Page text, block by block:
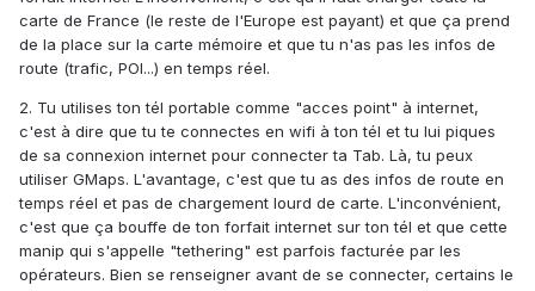
carte de France (le reste de l'Europe est payant) et que ça prend
de la place sur la carte mémoire et que tu n'as pas les infos de
route (trafic, POI...) en temps réel.
2. Tu utilises ton tél portable comme "acces point" à internet,
c'est à dire que tu te connectes en wifi à ton tél et tu lui piques
de sa connexion internet pour connecter ta Tab. Là, tu peux
utiliser GMaps. L'avantage, c'est que tu as des infos de route en
temps réel et pas de chargement lourd de carte. L'inconvénient,
c'est que ça bouffe de ton forfait internet sur ton tél et que cette
manip qui s'appelle "tethering" est parfois facturée par les
opérateurs. Bien se renseigner avant de se connecter, certains le